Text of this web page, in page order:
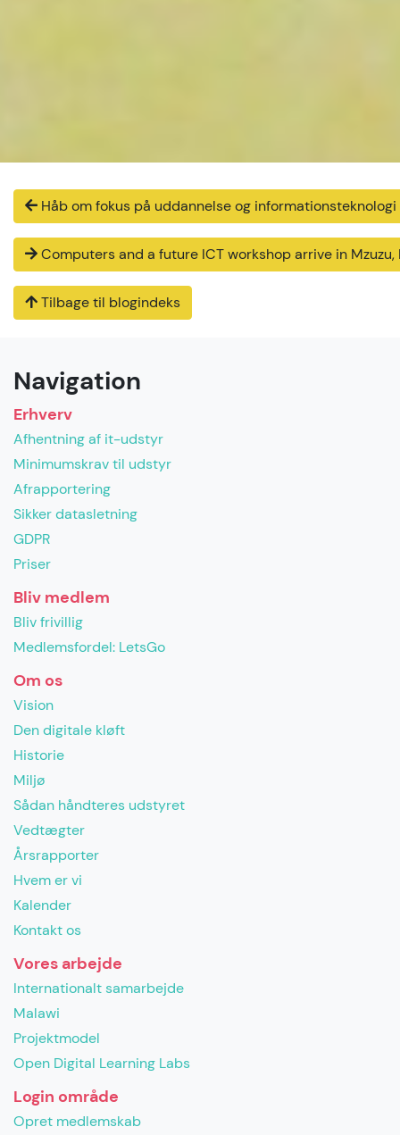
Håb om fokus på uddannelse og
Computers and a future ICT workshop arrive in Mzuzu,
Tilbage til blogindeks
Navigation
Erhverv
Afhentning af it-udstyr
Minimumskrav til udstyr
Afrapportering
Sikker datasletning
GDPR
Priser
Bliv medlem
Bliv frivillig
Medlemsfordel: LetsGo
Om os
Vision
Den digitale kløft
Historie
Miljø
Sådan håndteres udstyret
Vedtægter
Årsrapporter
Hvem er vi
Kalender
Kontakt os
Vores arbejde
Internationalt samarbejde
Malawi
Projektmodel
Open Digital Learning Labs
Login område
Opret medlemskab